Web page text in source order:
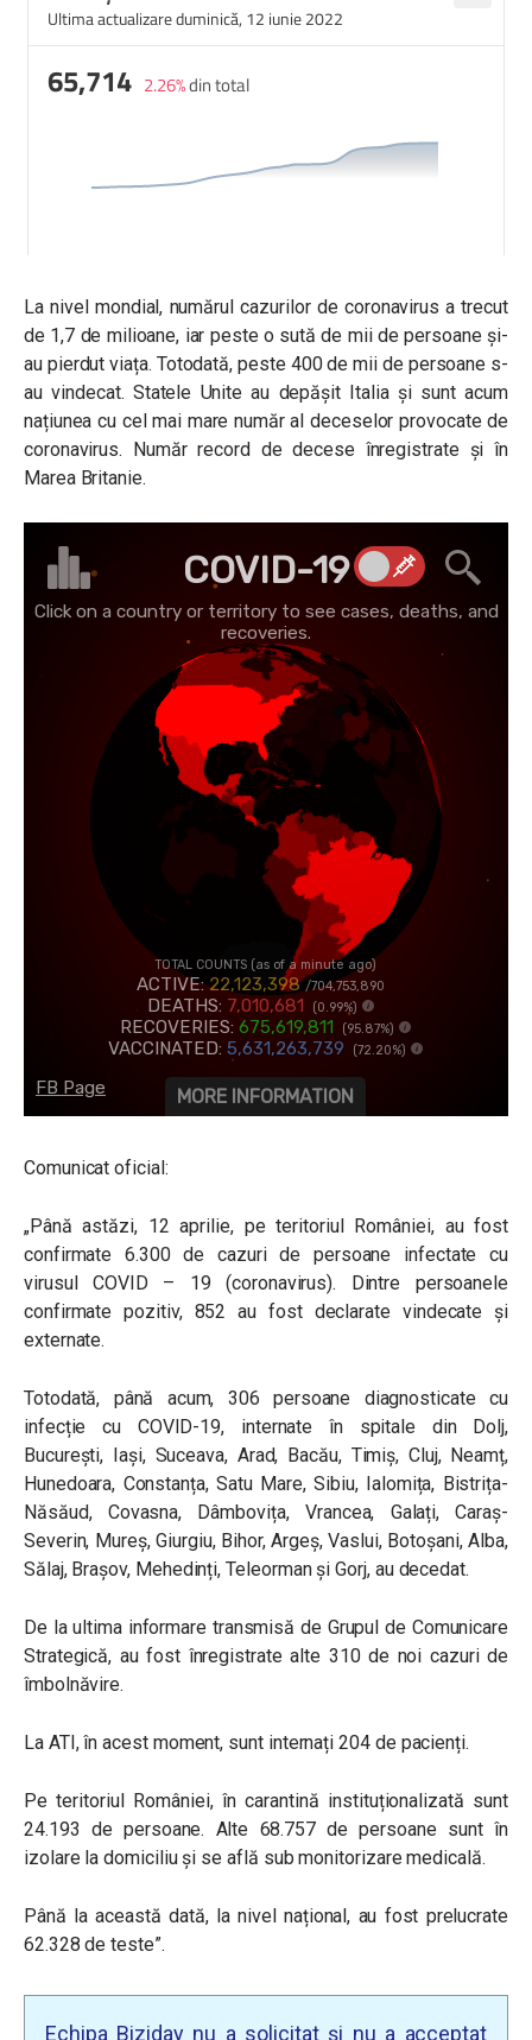
La nivel mondial, numărul cazurilor de coronavirus a trecut
de 1,7 de milioane, iar peste o sută de mii de persoane și-
au pierdut viața. Totodată, peste 400 de mii de persoane s-
au vindecat. Statele Unite au depășit Italia și sunt acum
națiunea cu cel mai mare număr al deceselor provocate de
coronavirus. Număr record de decese înregistrate și în
Marea Britanie.
Comunicat oficial:
„Până astăzi, 12 aprilie, pe teritoriul României, au fost
confirmate 6.300 de cazuri de persoane infectate cu
virusul COVID – 19 (coronavirus). Dintre persoanele
confirmate pozitiv, 852 au fost declarate vindecate și
externate.
Totodată, până acum, 306 persoane diagnosticate cu
infecție cu COVID-19, internate în spitale din Dolj,
București, Iași, Suceava, Arad, Bacău, Timiș, Cluj, Neamț,
Hunedoara, Constanța, Satu Mare, Sibiu, Ialomița, Bistrița-
Năsăud, Covasna, Dâmbovița, Vrancea, Galați, Caraș-
Severin, Mureș, Giurgiu, Bihor, Argeș, Vaslui, Botoșani, Alba,
Sălaj, Brașov, Mehedinți, Teleorman și Gorj, au decedat.
De la ultima informare transmisă de Grupul de Comunicare
Strategică, au fost înregistrate alte 310 de noi cazuri de
îmbolnăvire.
La ATI, în acest moment, sunt internați 204 de pacienți.
Pe teritoriul României, în carantină instituționalizată sunt
24.193 de persoane. Alte 68.757 de persoane sunt în
izolare la domiciliu și se află sub monitorizare medicală.
Până la această dată, la nivel național, au fost prelucrate
62.328 de teste”.
Echipa Biziday nu a solicitat și nu a acceptat